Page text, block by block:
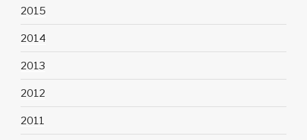
2015
2014
2013
2012
2011